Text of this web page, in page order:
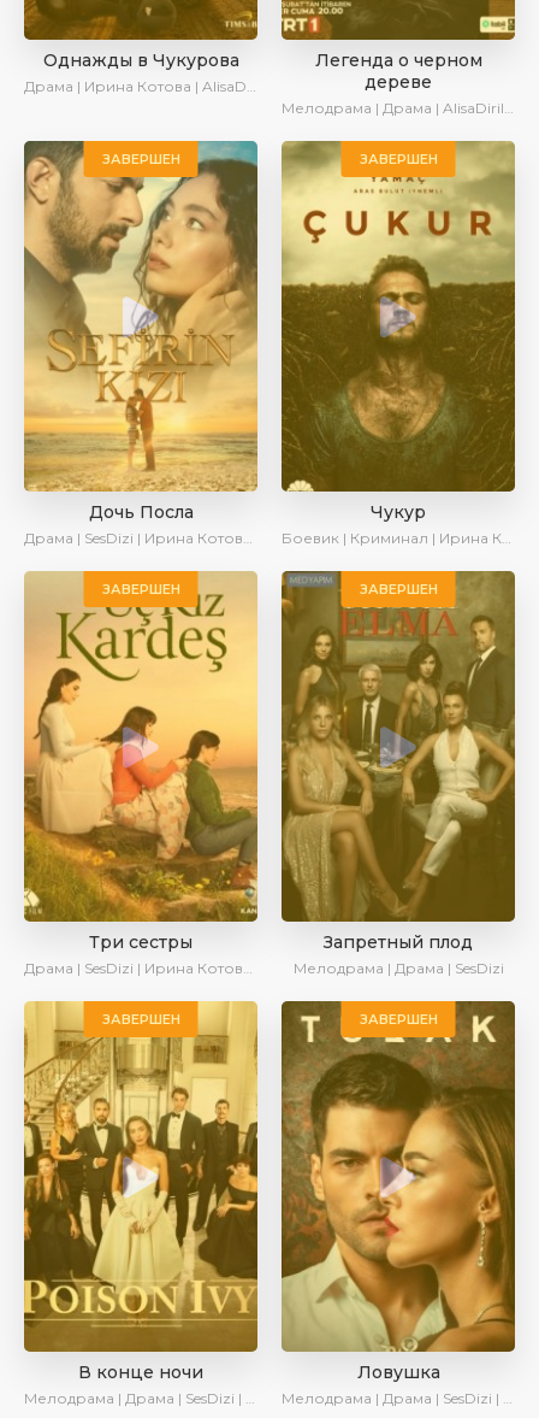
Однажды в Чукурова
Драма | Ирина Котова | AlisaDirilis
Легенда о черном
дереве
Мелодрама | Драма | AlisaDirilis | Сериалы 2024
ЗАВЕРШЕН
Дочь Посла
Драма | SesDizi | Ирина Котова | AveTurk | Turok1990
ЗАВЕРШЕН
Чукур
Боевик | Криминал | Ирина Котова
ЗАВЕРШЕН
Три сестры
Драма | SesDizi | Ирина Котова | AveTurk
ЗАВЕРШЕН
Запретный плод
Мелодрама | Драма | SesDizi
ЗАВЕРШЕН
В конце ночи
Мелодрама | Драма | SesDizi | Ирина Котова | AveTurk | Turok1990
ЗАВЕРШЕН
Ловушка
Мелодрама | Драма | SesDizi | Ирина Котова